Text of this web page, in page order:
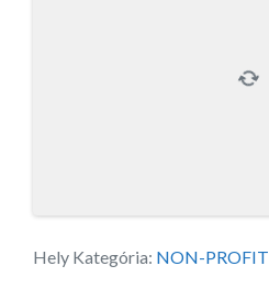
Hely Kategória: NON-PROFIT